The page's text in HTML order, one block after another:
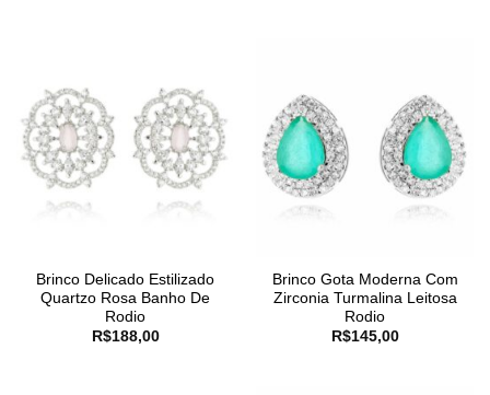
Brinco Delicado Estilizado
Quartzo Rosa Banho De
Rodio
R$188,00
Brinco Gota Moderna Com
Zirconia Turmalina Leitosa
Rodio
R$145,00